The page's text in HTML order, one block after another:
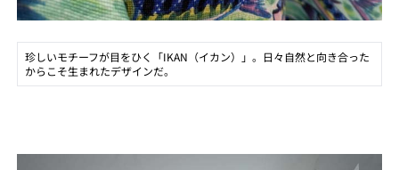
珍しいモチーフが目をひく「IKAN（イカン）」。日々自然と向き合った
からこそ生まれたデザインだ。